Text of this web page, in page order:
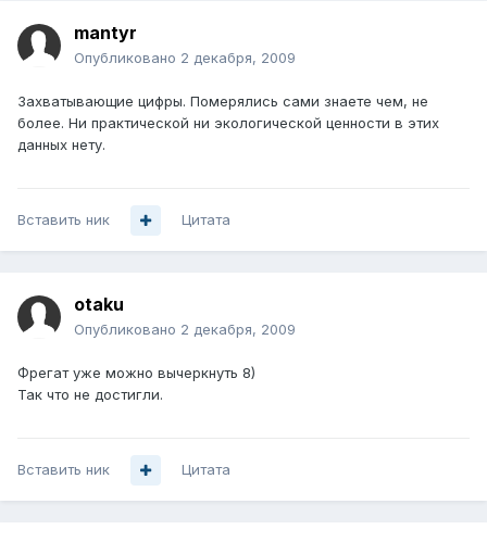
mantyr
Опубликовано 2 декабря, 2009
Захватывающие цифры. Померялись сами знаете чем, не
более. Ни практической ни экологической ценности в этих
данных нету.
Вставить ник Цитата
otaku
Опубликовано 2 декабря, 2009
Фрегат уже можно вычеркнуть 8)
Так что не достигли.
Вставить ник Цитата